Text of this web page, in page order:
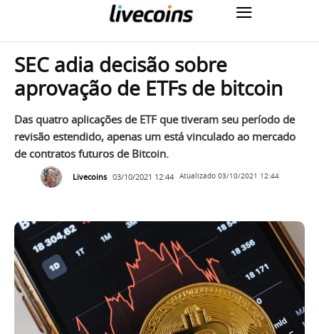
SEC adia decisão sobre
aprovação de ETFs de bitcoin
Das quatro aplicações de ETF que tiveram seu período de
revisão estendido, apenas um está vinculado ao mercado
de contratos futuros de Bitcoin.
Livecoins 03/10/2021 12:44 Atualizado 03/10/2021 12:44